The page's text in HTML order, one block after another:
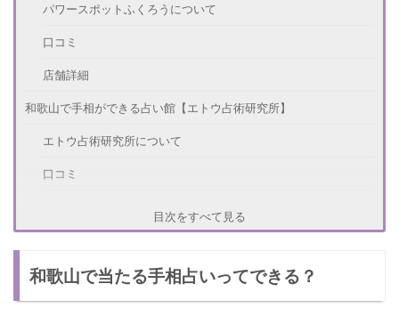
パワースポットふくろうについて
口コミ
店舗詳細
和歌山で手相ができる占い館【エトウ占術研究所】
エトウ占術研究所について
口コミ
占いサロン華について
口コミ
目次をすべて見る
和歌山で当たる手相占いってできる？